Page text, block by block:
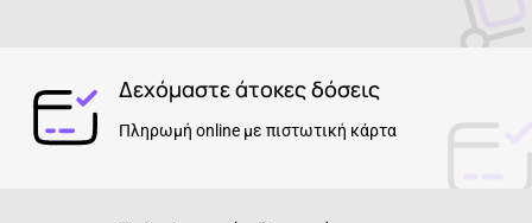
Δεχόμαστε άτοκες δόσεις
Πληρωμή online με πιστωτική κάρτα